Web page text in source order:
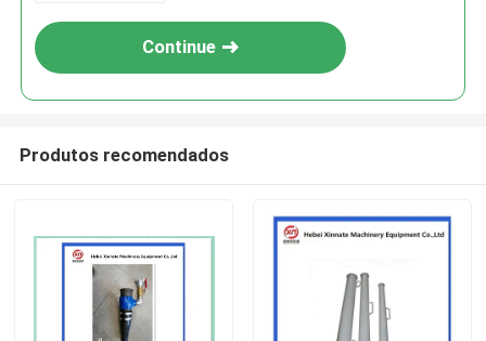
Continue
Produtos recomendados